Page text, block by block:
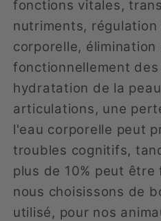
fonctions vitales,
nutriments,
corporelle,
fonctionnellement
hydratation de la
articulations, une
l'eau corporelle peut
troubles cognitifs,
plus de 10% peut être
nous choisissons de
utilisé, pour nos